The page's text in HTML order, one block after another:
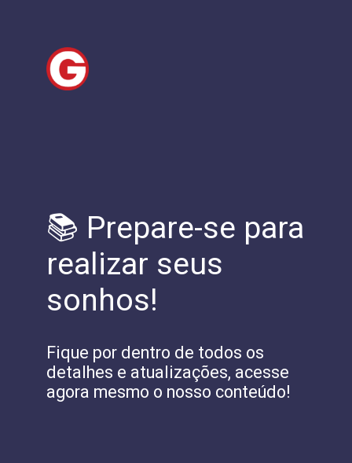
📚 Prepare-se para
realizar seus
sonhos!
Fique por dentro de todos os
detalhes e atualizações, acesse
agora mesmo o nosso conteúdo!